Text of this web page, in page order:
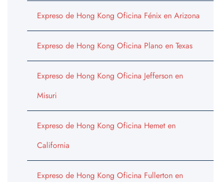
Expreso de Hong Kong Oficina Fénix en Arizona
Expreso de Hong Kong Oficina Plano en Texas
Expreso de Hong Kong Oficina Jefferson en
Misuri
Expreso de Hong Kong Oficina Hemet en
California
Expreso de Hong Kong Oficina Fullerton en